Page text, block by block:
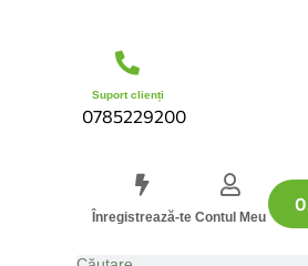
Suport clienți
0785229200
Înregistrează-te Contul Meu